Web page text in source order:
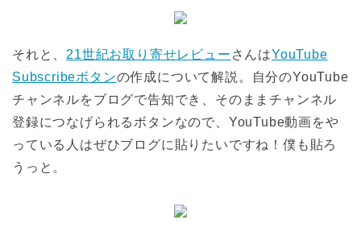
それと、 21世紀お取り寄せレビュー さんはYouTube
Subscribeボタンの作成について解説。自分のYouTube
チャンネルをブログで告知でき、そのままチャンネル
登録につなげられるボタンなので、YouTube動画をや
っている人はぜひブログに貼りたいですね！僕も貼ろ
うっと。